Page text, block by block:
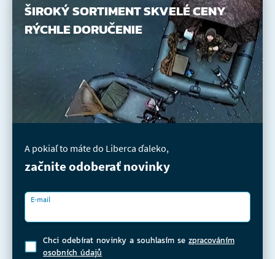
ŠIROKÝ SORTIMENTSKVELÉ CENY
RÝCHLE DORUČENIE
A pokiaľ to máte do Liberca ďaleko,
začnite odoberať novinky
E-mail
Chci odebírat novinky a souhlasím se zpracováním
osobních údajů